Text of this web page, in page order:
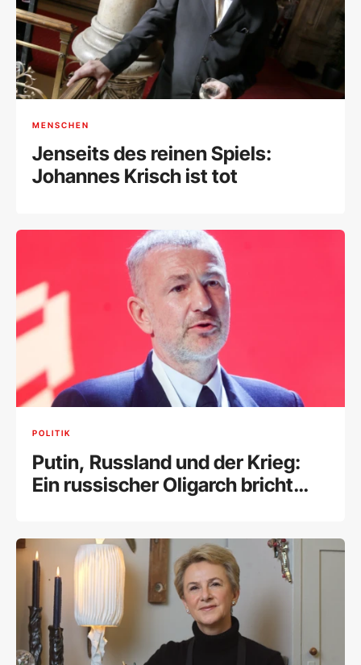
MENSCHEN
Jenseits des reinen Spiels:
Johannes Krisch ist tot
POLITIK
Putin, Russland und der Krieg:
Ein russischer Oligarch bricht